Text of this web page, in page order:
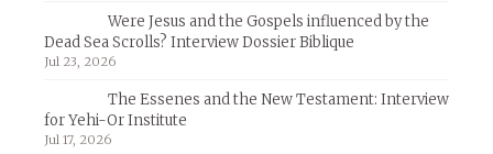
Were Jesus and the Gospels influenced by the
Dead Sea Scrolls? Interview Dossier Biblique
Jul 23, 2026
The Essenes and the New Testament: Interview
for Yehi-Or Institute
Jul 17, 2026